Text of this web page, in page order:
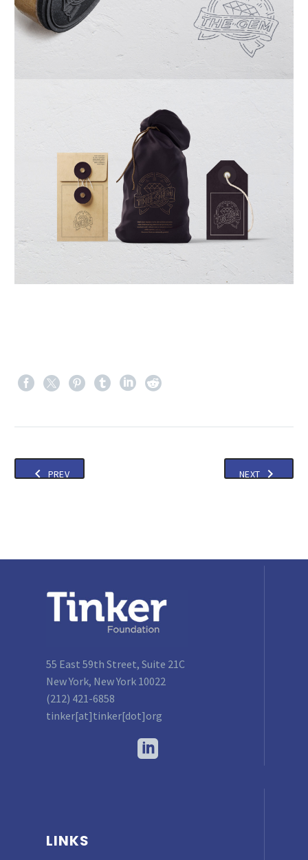
PREV NEXT
55 East 59th Street, Suite 21C
New York, New York 10022
(212) 421-6858
tinker[at]tinker[dot]org
LINKS